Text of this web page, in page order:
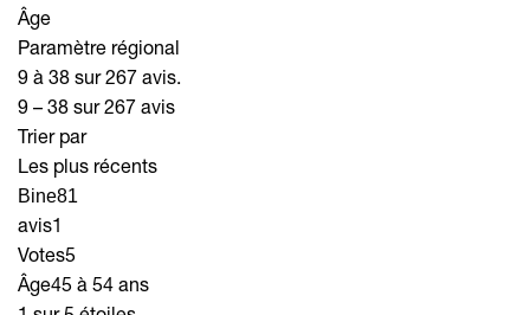
Âge
Paramètre régional
9 à 38 sur 267 avis.
9 – 38 sur 267 avis
Trier par
Les plus récents
Bine81
avis1
Votes5
Âge45 à 54 ans